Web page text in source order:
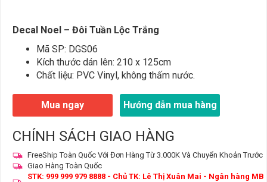
Decal Noel – Đôi Tuần Lộc Trắng
Mã SP: DGS06
Kích thước dán lên: 210 x 125cm
Chất liệu: PVC Vinyl, không thấm nước.
Mua ngay Hướng dẫn mua hàng
CHÍNH SÁCH GIAO HÀNG
FreeShip Toàn Quốc Với Đơn Hàng Từ 3.000K Và Chuyển Khoản Trước
Giao Hàng Toàn Quốc
STK: 999 999 979 8888 - Chủ TK: Lê Thị Xuân Mai - Ngân hàng MB